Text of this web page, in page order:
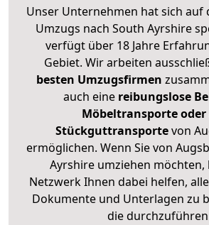
Unser Unternehmen hat sich auf
Umzugs nach South Ayrshire
verfügt über 18 Jahre
Gebiet. Wir arbeiten
besten Umzugsfirmen
auch eine reibungslose
Möbeltransporte oder
Stückguttransportevon
ermöglichen. Wenn Sie von
Ayrshire umziehen möchten,
Netzwerk Ihnen dabei helfen,
Dokumente und Unterlagen zu
die